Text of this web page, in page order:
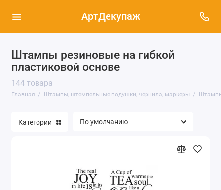
АртДекупаж
Штампы резиновые на гибкой
пластиковой основе
144 товара
Главная Штампы, штемпельные подушки, чернила, маркеры
Силиконовые штампы и блоки для
скрапбукинга (155)
Штампы резиновые на деревянной основе
(31)
основе (144)
Категории